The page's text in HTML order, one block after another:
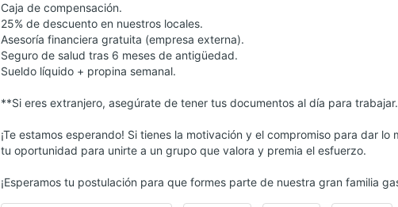
Caja de compensación.
25% de descuento en nuestros locales.
Asesoría financiera gratuita (empresa externa).
Seguro de salud tras 6 meses de antigüedad.
Sueldo líquido + propina semanal.
**Si eres extranjero, asegúrate de tener tus documentos al día para trabajar.
¡Te estamos esperando! Si tienes la motivación y el compromiso para dar
tu oportunidad para unirte a un grupo que valora y premia el esfuerzo.
¡Esperamos tu postulación para que formes parte de nuestra gran familia